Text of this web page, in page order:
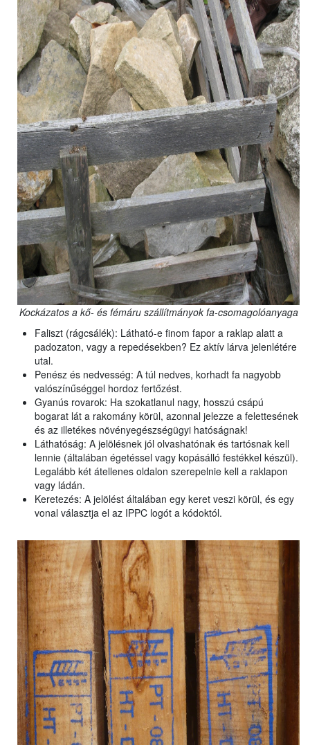
Kockázatos a kő- és fémáru szállítmányok fa-csomagolóanyaga
Faliszt (rágcsálék): Látható-e finom fapor a raklap alatt a
padozaton, vagy a repedésekben? Ez aktív lárva jelenlétére
utal.
Penész és nedvesség: A túl nedves, korhadt fa nagyobb
valószínűséggel hordoz fertőzést.
Gyanús rovarok: Ha szokatlanul nagy, hosszú csápú
bogarat lát a rakomány körül, azonnal jelezze a felettesének
és az illetékes növényegészségügyi hatóságnak!
Láthatóság: A jelölésnek jól olvashatónak és tartósnak kell
lennie (általában égetéssel vagy kopásálló festékkel készül).
Legalább két átellenes oldalon szerepelnie kell a raklapon
vagy ládán.
Keretezés: A jelölést általában egy keret veszi körül, és egy
vonal választja el az IPPC logót a kódoktól.